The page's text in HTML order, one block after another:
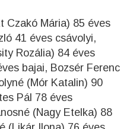
Czakó Mária) 85 éves
41 éves csávolyi,
Rozália) 84 éves
bajai, Bozsér Ferenc
(Mór Katalin) 90
Pál 78 éves
(Nagy Etelka) 88